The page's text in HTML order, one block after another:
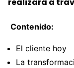
realizará a
Contenido:
El cliente hoy
La